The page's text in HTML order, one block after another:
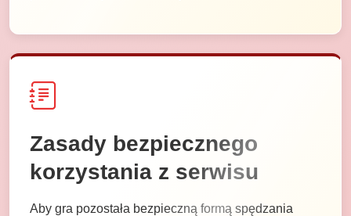
Zasady bezpiecznego
korzystania z serwisu
Aby gra pozostała bezpieczną formą spędzania